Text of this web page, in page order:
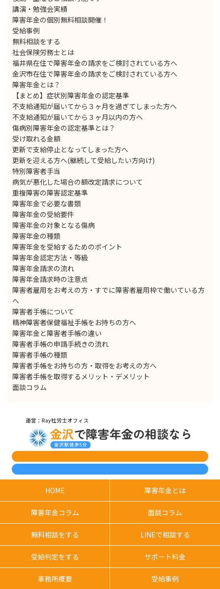
講演・勉強会実績
障害年金の個別無料相談開催！
受給事例
無料相談をする
社会保険労務士とは
福井県在住で障害年金の請求をご検討されている方へ
金沢市在住で障害年金の請求をご検討されている方へ
障害年金とは？
【まとめ】症状別障害年金の認定基準
不支給通知が届いてから３ヶ月を過ぎてしまった方へ
不支給通知が届いてから３ヶ月以内の方へ
傷病別障害年金の認定基準とは？
受け取れる金額
更新で支給停止となってしまった方へ
更新を迎える方へ(継続して受給したい方向け)
特別障害者手当
病気が悪化した場合の額改定請求について
重複障害の障害認定基準
障害年金で必要な書類
障害年金の受給要件
障害年金の対象となる傷病
障害年金の種類
障害年金を受給するためのポイント
障害年金認定方法・等級
障害年金請求の流れ
障害年金請求時の注意点
障害者雇用をお考えの方・すでに障害者雇用枠で働いている方
へ
障害者手帳について
精神障害者保健福祉手帳をお持ちの方へ
障害年金と障害者手帳の違い
障害者手帳の申請手続きの流れ
障害者手帳の種類
障害者手帳をお持ちの方・取得をお考えの方へ
障害者手帳を取得するメリット・デメリット
面談コラム
運営：Ray社労士オフィス
HOME 障害年金とは
障害年金コラム 面談コラム
無料相談をする LINEで相談する
受給判定をする サポート料金
事務所概要 受給事例